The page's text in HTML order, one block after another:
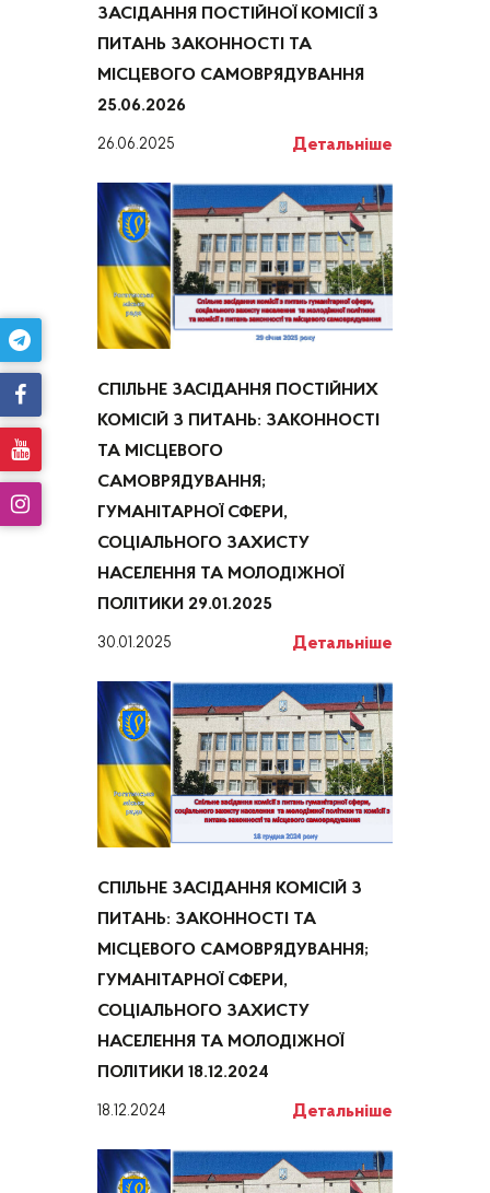
ЗАСІДАННЯ ПОСТІЙНОЇ КОМІСІЇ З
ПИТАНЬ ЗАКОННОСТІ ТА
МІСЦЕВОГО САМОВРЯДУВАННЯ
25.06.2026
26.06.2025 Детальніше
СПІЛЬНЕ ЗАСІДАННЯ ПОСТІЙНИХ
КОМІСІЙ З ПИТАНЬ: ЗАКОННОСТІ
ТА МІСЦЕВОГО
САМОВРЯДУВАННЯ;
ГУМАНІТАРНОЇ СФЕРИ,
СОЦІАЛЬНОГО ЗАХИСТУ
НАСЕЛЕННЯ ТА МОЛОДІЖНОЇ
ПОЛІТИКИ 29.01.2025
30.01.2025 Детальніше
СПІЛЬНЕ ЗАСІДАННЯ КОМІСІЙ З
ПИТАНЬ: ЗАКОННОСТІ ТА
МІСЦЕВОГО САМОВРЯДУВАННЯ;
ГУМАНІТАРНОЇ СФЕРИ,
СОЦІАЛЬНОГО ЗАХИСТУ
НАСЕЛЕННЯ ТА МОЛОДІЖНОЇ
ПОЛІТИКИ 18.12.2024
18.12.2024 Детальніше